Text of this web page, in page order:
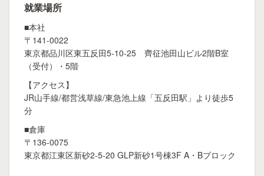
就業場所
■本社
〒141-0022
東京都品川区東五反田5-10-25 齊征池田山ビル2階B室
（受付）・5階
【アクセス】
JR山手線/都営浅草線/東急池上線「五反田駅」より徒歩5
分
■倉庫
〒136-0075
東京都江東区新砂2-5-20 GLP新砂1号棟3F A・Bブロック